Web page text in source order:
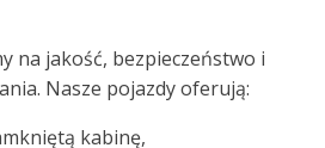
na jakość, bezpieczeństwo i
Nasze pojazdy oferują:
kabinę,